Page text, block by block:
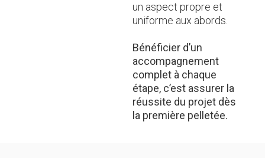
un aspect propre et
uniforme aux abords.
Bénéficier d’un
accompagnement
complet à chaque
étape, c’est assurer la
réussite du projet dès
la première pelletée.